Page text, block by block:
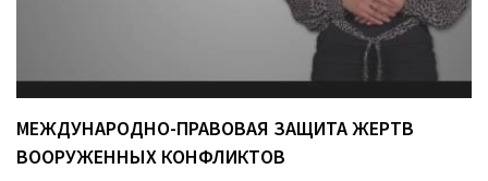
МЕЖДУНАРОДНО-ПРАВОВАЯ ЗАЩИТА ЖЕРТВ
ВООРУЖЕННЫХ КОНФЛИКТОВ